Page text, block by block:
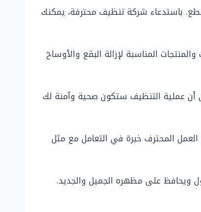
باستدعاء شركة تنظيف محترفة، يمكنك
المناسبة لإزالة البقع والأوساخ
أن عملية التنظيف ستكون صحية وآمنة لك
المحترف خبرة في التعامل مع مثل
ويحافظ على مظهره الجميل والجديد.